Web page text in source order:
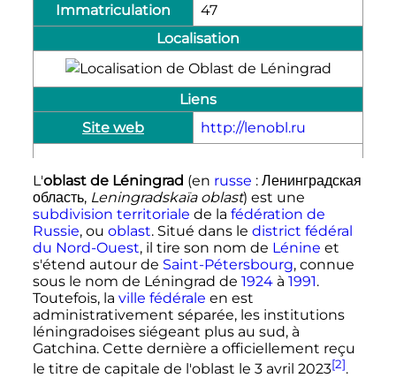
Immatriculation
47
Localisation
Liens
Site web
http://lenobl.ru
L'oblast de Léningrad (en russe : Ленинградская
область, Leningradskaïa oblast) est une
subdivision territoriale de la fédération de
Russie, ou oblast. Situé dans le district fédéral
du Nord-Ouest, il tire son nom de Lénine et
s'étend autour de Saint-Pétersbourg, connue
sous le nom de Léningrad de 1924à 1991.
Toutefois, la ville fédérale en est
administrativement séparée, les institutions
léningradoises siégeant plus au sud, à
Gatchina. Cette dernière a officiellement reçu
le titre de capitale de l'oblast le 3 avril 2023[2].